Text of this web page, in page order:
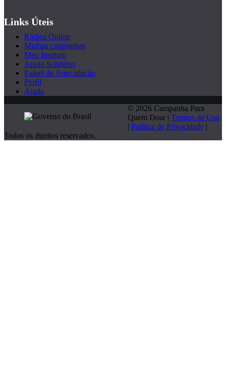
Links Úteis
Rádios Online
Minhas campanhas
Meu Instituto
Apoio Solidário
Painel de Arrecadação
Perfil
Ajuda
© 2026 Campanha Para
Quem Doar | Termos de Uso
| Política de Privacidade |
Todos os direitos reservados.